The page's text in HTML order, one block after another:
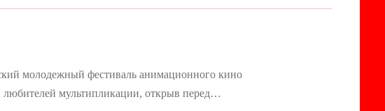
молодежный фестиваль анимационного кино
мультипликации, открыв перед…